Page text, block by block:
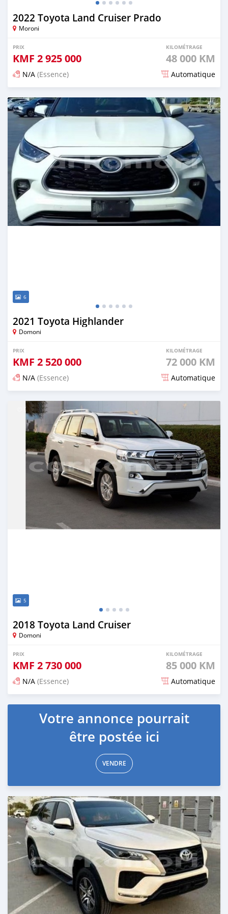
2022 Toyota Land Cruiser Prado
Moroni
PRIX
KMF 2 925 000
KILOMÉTRAGE
48 000 KM
N/A (Essence) Automatique
Publié il y a 3 mois
6
2021 Toyota Highlander
Domoni
PRIX
KMF 2 520 000
KILOMÉTRAGE
72 000 KM
N/A (Essence) Automatique
Publié il y a 3 mois
5
2018 Toyota Land Cruiser
Domoni
PRIX
KMF 2 730 000
KILOMÉTRAGE
85 000 KM
N/A (Essence) Automatique
Publié il y a 3 mois
Votre annonce pourrait
être postée ici
VENDRE